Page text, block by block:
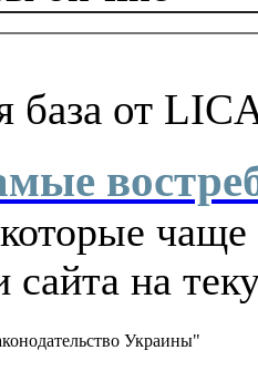
база от
чаще
сайта на
Украины"